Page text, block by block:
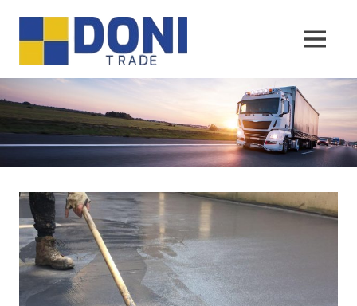
conținut
MENU